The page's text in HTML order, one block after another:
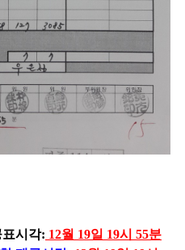
시각: 12월 19일 19시 55분